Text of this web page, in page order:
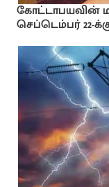
கோட்டாபயவின்
செப்டெம்பர் 22-